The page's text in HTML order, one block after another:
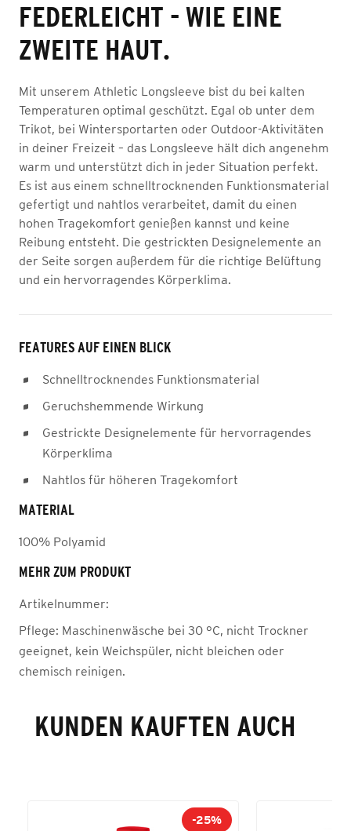
FEDERLEICHT - WIE EINE
ZWEITE HAUT.
Mit unserem Athletic Longsleeve bist du bei kalten
Temperaturen optimal geschützt. Egal ob unter dem
Trikot, bei Wintersportarten oder Outdoor-Aktivitäten
in deiner Freizeit – das Longsleeve hält dich angenehm
warm und unterstützt dich in jeder Situation perfekt.
Es ist aus einem schnelltrocknenden Funktionsmaterial
gefertigt und nahtlos verarbeitet, damit du einen
hohen Tragekomfort genießen kannst und keine
Reibung entsteht. Die gestrickten Designelemente an
der Seite sorgen außerdem für die richtige Belüftung
und ein hervorragendes Körperklima.
FEATURES AUF EINEN BLICK
Schnelltrocknendes Funktionsmaterial
Geruchshemmende Wirkung
Gestrickte Designelemente für hervorragendes
Körperklima
Nahtlos für höheren Tragekomfort
MATERIAL
100% Polyamid
MEHR ZUM PRODUKT
Artikelnummer:
Pflege: Maschinenwäsche bei 30 °C, nicht Trockner
geeignet, kein Weichspüler, nicht bleichen oder
chemisch reinigen.
KUNDEN KAUFTEN AUCH
-25%